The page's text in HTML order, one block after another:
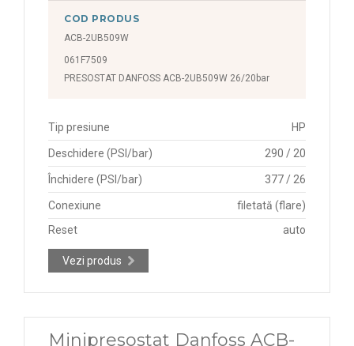
COD PRODUS
ACB-2UB509W
061F7509
PRESOSTAT DANFOSS ACB-2UB509W 26/20bar
Tip presiune HP
Deschidere (PSI/bar) 290 / 20
Închidere (PSI/bar) 377 / 26
Conexiune
filetată (flare)
Reset
auto
Vezi produs
Minipresostat Danfoss ACB-